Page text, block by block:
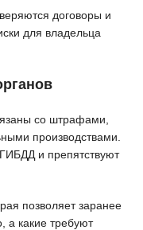
договоры и
для владельца
со штрафами,
производствами.
и препятствуют
позволяет заранее
а какие требуют